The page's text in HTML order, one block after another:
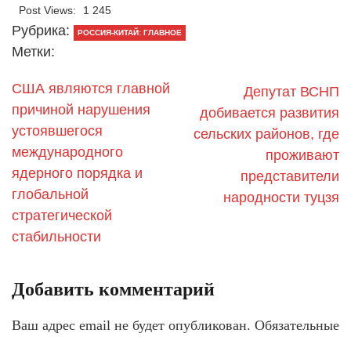
Post Views: 1 245
Рубрика: РОССИЯ-КИТАЙ: ГЛАВНОЕ
Метки:
США являются главной
причиной нарушения
устоявшегося
международного
ядерного порядка и
глобальной
стратегической
стабильности
Депутат ВСНП
добивается развития
сельских районов, где
проживают
представители
народности туцзя
Добавить комментарий
Ваш адрес email не будет опубликован. Обязательные